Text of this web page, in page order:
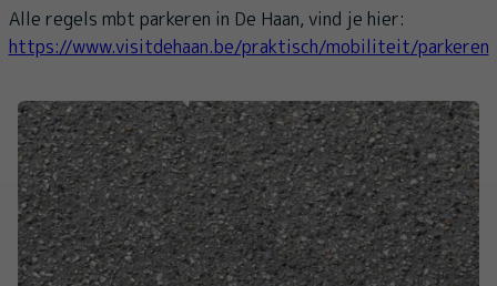
Alle regels mbt parkeren in De Haan, vind je hier:
https://www.visitdehaan.be/praktisch/mobiliteit/parkeren